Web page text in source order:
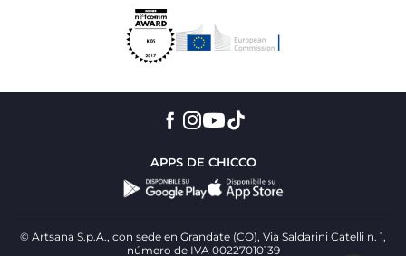
APPS DE CHICCO
© Artsana S.p.A., con sede en Grandate (CO), Via Saldarini Catelli n. 1,
número de IVA 00227010139